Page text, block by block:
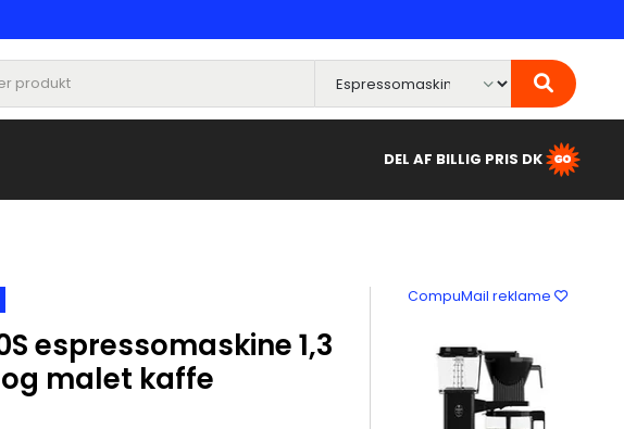
DEL AF BILLIG PRIS DK
espressomaskine 1,3
malet kaffe
CompuMail reklame